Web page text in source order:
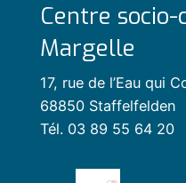
Centre
Margelle
17, rue de l’Eau qui
68850 Staffelfelden
Tél. 03 89 55 64 20